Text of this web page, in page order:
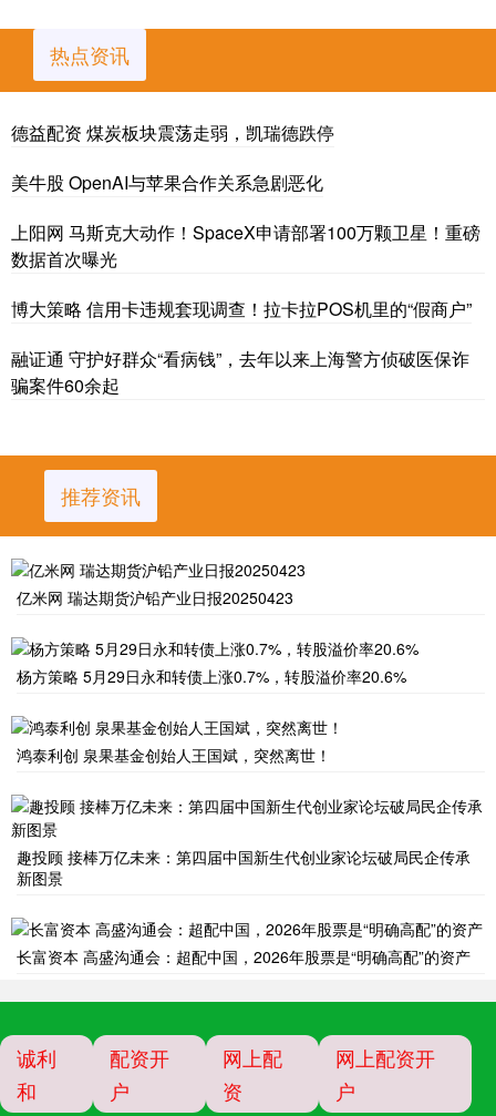
热点资讯
德益配资 煤炭板块震荡走弱，凯瑞德跌停
美牛股 OpenAI与苹果合作关系急剧恶化
上阳网 马斯克大动作！SpaceX申请部署100万颗卫星！重磅
数据首次曝光
博大策略 信用卡违规套现调查！拉卡拉POS机里的“假商户”
融证通 守护好群众“看病钱”，去年以来上海警方侦破医保诈
骗案件60余起
推荐资讯
亿米网 瑞达期货沪铅产业日报20250423
杨方策略 5月29日永和转债上涨0.7%，转股溢价率20.6%
鸿泰利创 泉果基金创始人王国斌，突然离世！
趣投顾 接棒万亿未来：第四届中国新生代创业家论坛破局民企传承
新图景
长富资本 高盛沟通会：超配中国，2026年股票是“明确高配”的资产
诚利
和
配资开
户
网上配
资
网上配资开
户